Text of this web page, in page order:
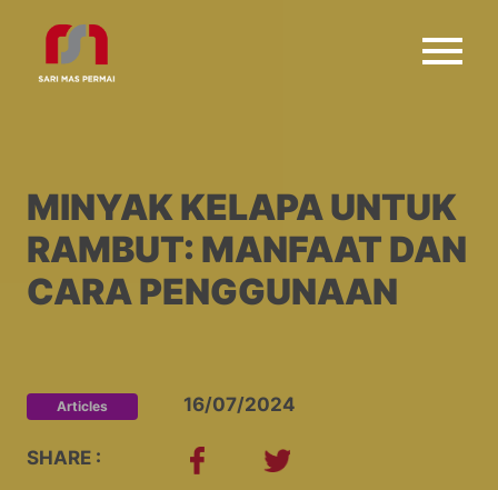
MINYAK KELAPA UNTUK
RAMBUT: MANFAAT DAN
CARA PENGGUNAAN
Articles 16/07/2024
SHARE :